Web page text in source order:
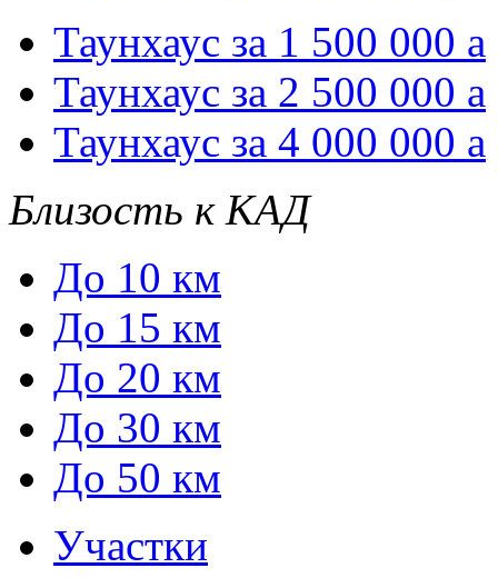
Таунхаус за 1 500 000 a
Таунхаус за 2 500 000 a
Таунхаус за 4 000 000 a
Близость к КАД
До 10 км
До 15 км
До 20 км
До 30 км
До 50 км
Участки